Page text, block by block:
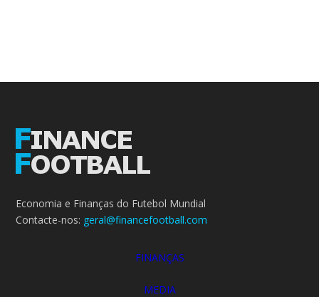
Economia e Finanças do Futebol Mundial
Contacte-nos: geral@financefootball.com
FINANÇAS
MEDIA